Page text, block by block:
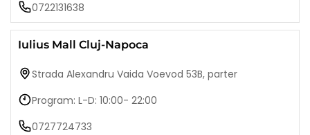
0722131638
Iulius Mall Cluj-Napoca
Strada Alexandru Vaida Voevod 53B, parter
Program: L-D: 10:00- 22:00
0727724733